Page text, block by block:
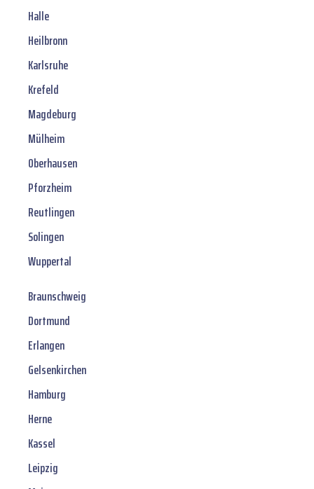
Halle
Heilbronn
Karlsruhe
Krefeld
Magdeburg
Mülheim
Oberhausen
Pforzheim
Reutlingen
Solingen
Wuppertal
Braunschweig
Dortmund
Erlangen
Gelsenkirchen
Hamburg
Herne
Kassel
Leipzig